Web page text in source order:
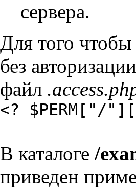
сервера.
Для того чтобы
без
файл
<? $PERM["/
В каталоге /
приведен